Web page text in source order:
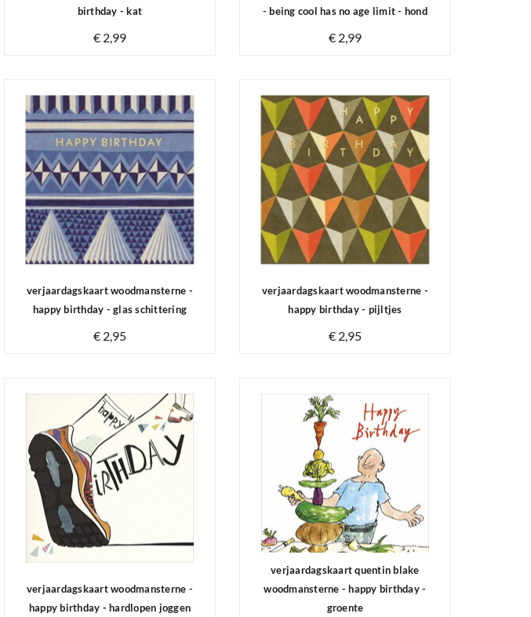
birthday - kat
€ 2,99
- being cool has no age limit - hond
€ 2,99
verjaardagskaart woodmansterne -
happy birthday - glas schittering
€ 2,95
verjaardagskaart woodmansterne -
happy birthday - pijltjes
€ 2,95
verjaardagskaart woodmansterne -
happy birthday - hardlopen joggen
verjaardagskaart quentin blake
woodmansterne - happy birthday -
groente